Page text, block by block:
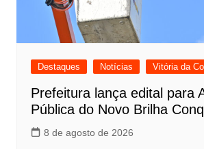
Destaques Notícias Vitória da
Prefeitura lança edital para
Pública do Novo Brilha
8 de agosto de 2026